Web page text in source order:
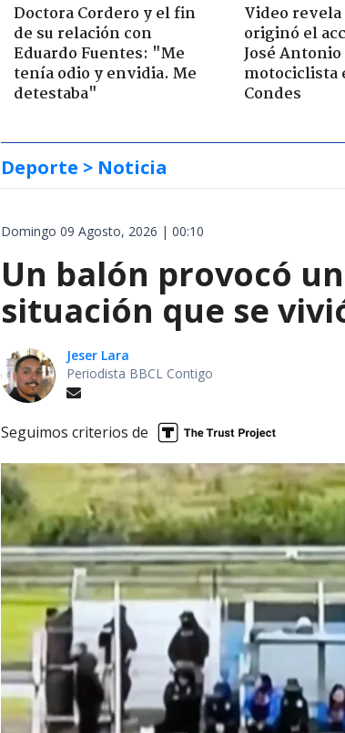
Doctora Cordero y el fin
de su relación con
Eduardo Fuentes: "Me
tenía odio y envidia. Me
detestaba"
Video revela
originó el
José
motociclista
Condes
Deporte > Noticia
Domingo 09 Agosto, 2026 | 00:10
Un balón provocó
situación que se
Jeser Lara
Periodista BBCL Contigo
Seguimos criterios de